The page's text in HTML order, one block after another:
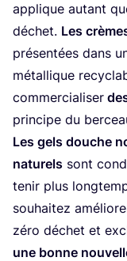
applique autant
déchet. Les
pré­sen­tées dans
métal­lique
com­mer­cia­li­ser
prin­cipe du
Les gels douche
natu­rels sont
tenir plus
sou­hai­tez
zéro déchet et
une bonne